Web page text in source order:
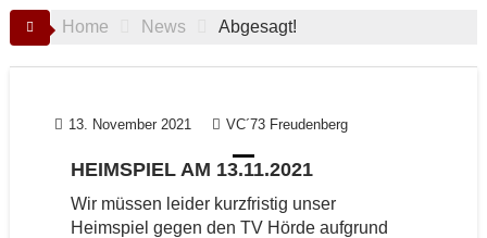
Home News Abgesagt!
13. November 2021 VC´73 Freudenberg
HEIMSPIEL AM 13.11.2021
Wir müssen leider kurzfristig unser
Heimspiel gegen den TV Hörde aufgrund